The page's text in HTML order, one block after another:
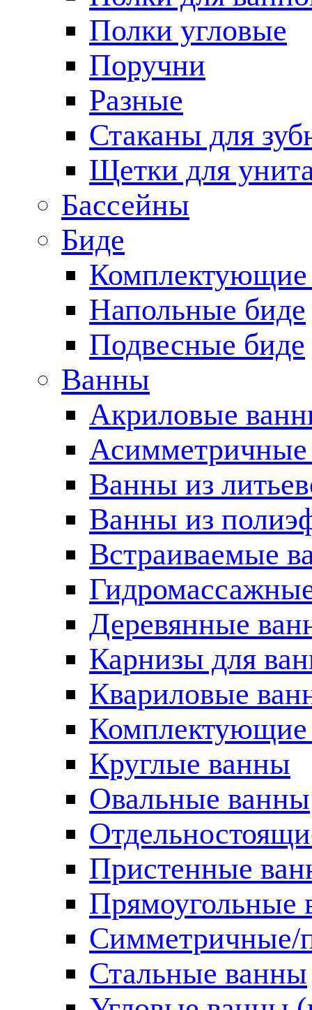
Полки угловые
Поручни
Разные
Стаканы для
Щетки для
Бассейны
Биде
Комплектующие
Напольные биде
Подвесные биде
Ванны
Акриловые
Ванны из
Ванны из
Встраиваемые
Деревянные
Карнизы для
Квариловые
Комплектующие
Круглые ванны
Овальные ванны
Пристенные
Прямоугольные
Симметричные/
Стальные ванны